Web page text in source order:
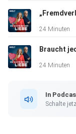
24 Minuten
Braucht
24 Minuten
In
Schalte